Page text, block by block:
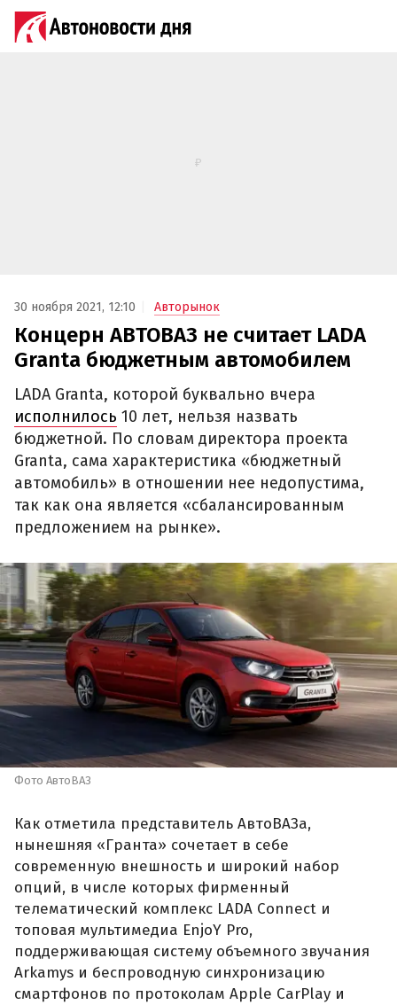
30 ноября 2021, 12:10 Авторынок
Концерн АВТОВАЗ не считает LADA
Granta бюджетным автомобилем
LADA Granta, которой буквально вчера
исполнилось 10 лет, нельзя назвать
бюджетной. По словам директора проекта
Granta, сама характеристика «бюджетный
автомобиль» в отношении нее недопустима,
так как она является «сбалансированным
предложением на рынке».
Фото АвтоВАЗ
Как отметила представитель АвтоВАЗа,
нынешняя «Гранта» сочетает в себе
современную внешность и широкий набор
опций, в числе которых фирменный
телематический комплекс LADA Connect и
топовая мультимедиа EnjoY Pro,
поддерживающая систему объемного звучания
Arkamys и беспроводную синхронизацию
смартфонов по протоколам Apple CarPlay и